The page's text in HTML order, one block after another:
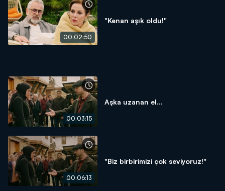
00:02:50
"Kenan aşık oldu!"
00:03:15
Aşka uzanan el...
00:06:13
"Biz birbirimizi çok seviyoruz!"